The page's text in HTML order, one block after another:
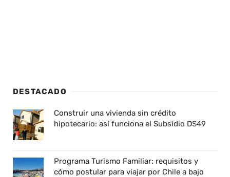
DESTACADO
Construir una vivienda sin crédito
hipotecario: así funciona el Subsidio DS49
Programa Turismo Familiar: requisitos y
cómo postular para viajar por Chile a bajo